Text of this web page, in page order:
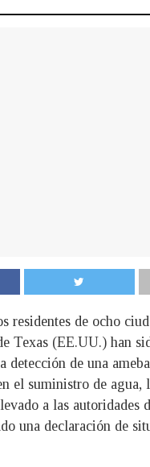
residentes de ocho
Texas (EE.UU.) han
detección de una
el suministro de agua,
a las autoridades
una declaración de